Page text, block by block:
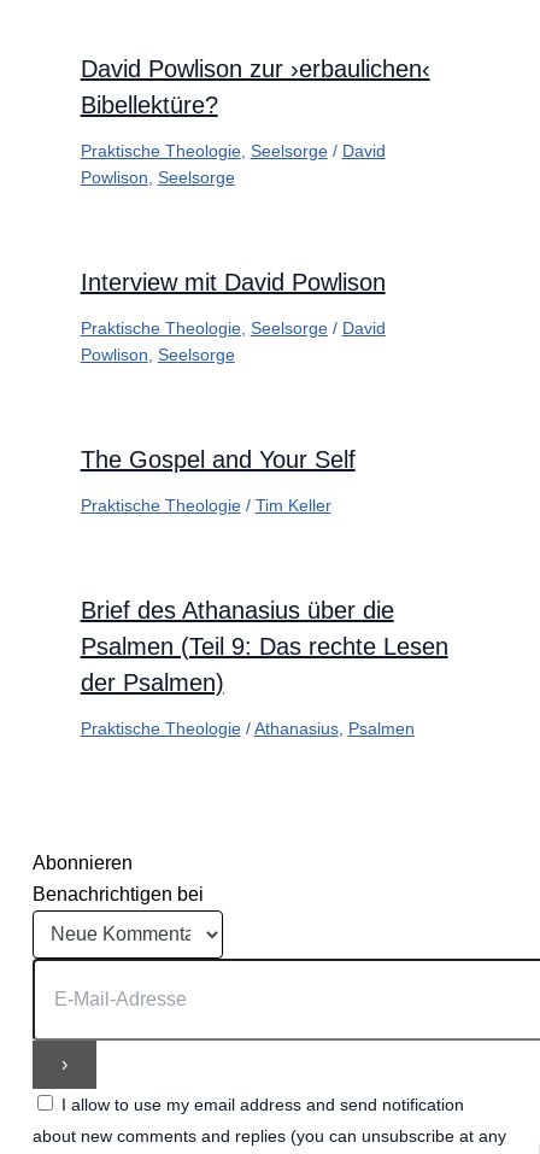
David Powlison zur ›erbaulichen‹
Bibellektüre?
Praktische Theologie, Seelsorge/ David
Powlison, Seelsorge
Interview mit David Powlison
Praktische Theologie, Seelsorge/ David
Powlison, Seelsorge
The Gospel and Your Self
Praktische Theologie/ Tim Keller
Brief des Athanasius über die
Psalmen (Teil 9: Das rechte Lesen
der Psalmen)
Praktische Theologie/Athanasius, Psalmen
Abonnieren
Benachrichtigen bei
I allow to use my email address and send notification
about new comments and replies (you can unsubscribe at any